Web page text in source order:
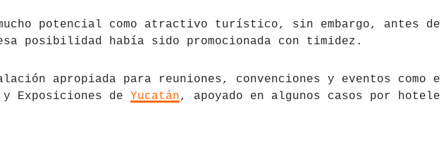
potencial como atractivo turístico, sin embargo, antes
posibilidad había sido promocionada con timidez.
apropiada para reuniones, convenciones y eventos como
Exposiciones de Yucatán, apoyado en algunos casos por